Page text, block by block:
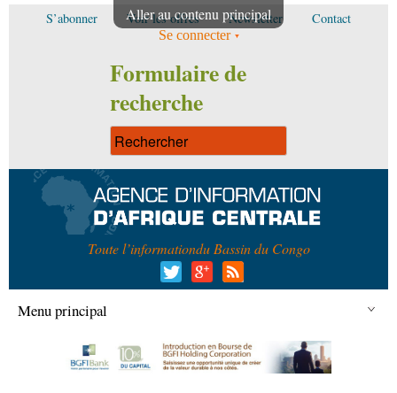
Aller au contenu principal
S’abonner Voir les offres Newsletter Contact
Se connecter
Formulaire de
recherche
Toute l’informationdu Bassin du Congo
Menu principal